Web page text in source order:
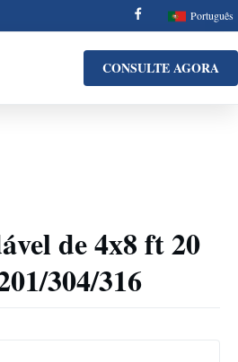
Português
CONSULTE AGORA
de 4x8 ft 20
304/316